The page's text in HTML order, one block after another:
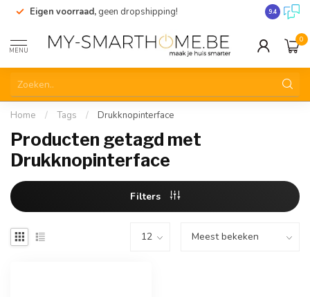
Eigen voorraad, geen dropshipping! 9.4
MENU
0
Home / Tags / Drukknopinterface
Producten getagd met
Drukknopinterface
Filters